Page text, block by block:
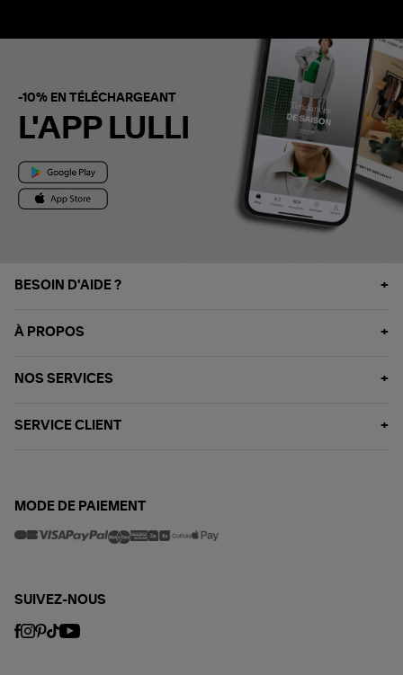
-10% EN TÉLÉCHARGEANT
L'APP LULLI
BESOIN D'AIDE ?
À PROPOS
NOS SERVICES
SERVICE CLIENT
MODE DE PAIEMENT
SUIVEZ-NOUS